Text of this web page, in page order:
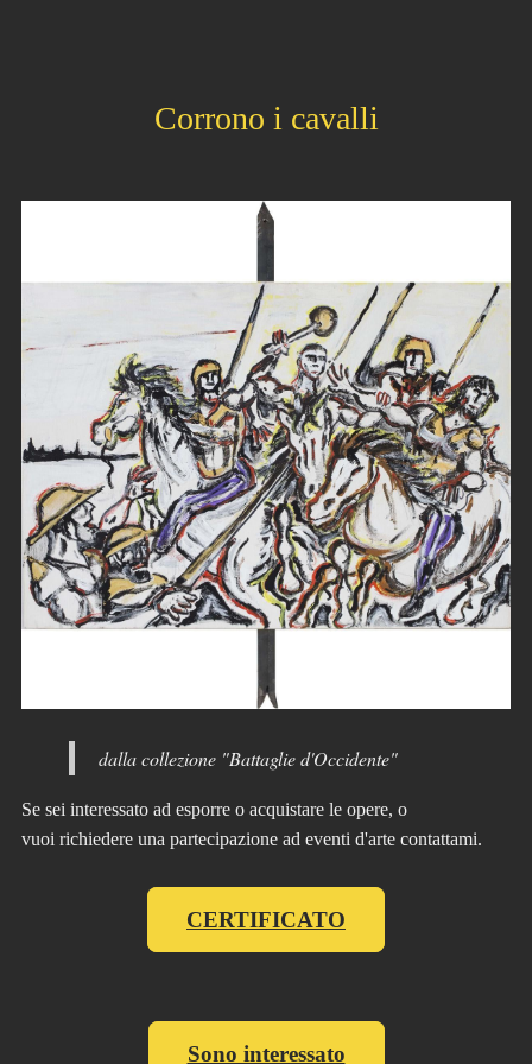
Corrono i cavalli
dalla collezione "Battaglie d'Occidente"
Se sei interessato ad esporre o acquistare le opere, o
vuoi richiedere una partecipazione ad eventi d'arte contattami.
CERTIFICATO
Sono interessato